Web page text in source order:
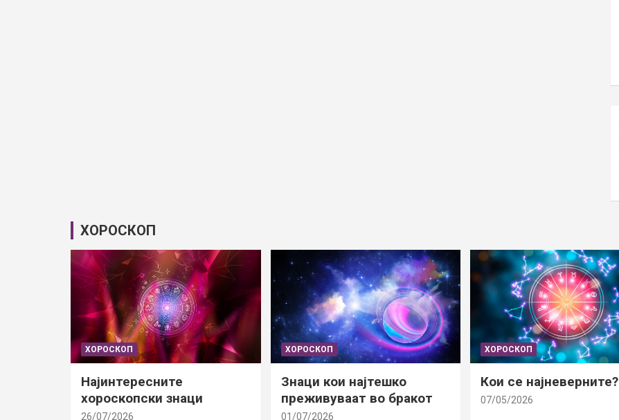
ХОРОСКОП
ХОРОСКОП
Најинтересните
хороскопски знаци
26/07/2026
ХОРОСКОП
Знаци кои најтешко
преживуваат во бракот
01/07/2026
ХОРОСКОП
Кои се најневерните?
07/05/2026